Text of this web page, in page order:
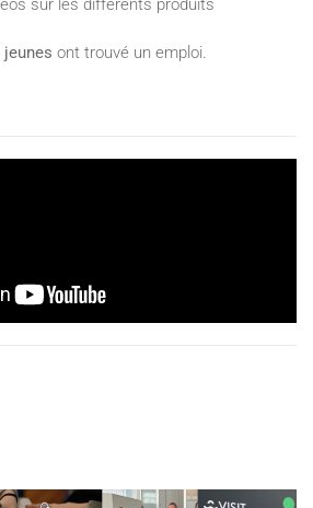
sur les différents produits
jeunes ont trouvé un emploi.